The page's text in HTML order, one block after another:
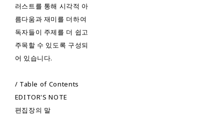
러스트를 통해 시각적 아
름다움과 재미를 더하여
독자들이 주제를 더 쉽고
주목할 수 있도록 구성되
어 있습니다.
/ Table of Contents
EDITOR'S NOTE
편집장의 말